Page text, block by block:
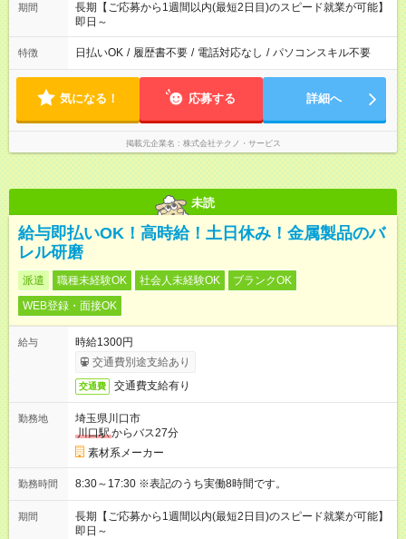
期間
長期【ご応募から1週間以内(最短2日目)のスピード就業が可能】
即日～
特徴 日払いOK / 履歴書不要 / 電話対応なし / パソコンスキル不要
気になる！ 応募する 詳細へ
掲載元企業名 株式会社テクノ・サービス
未読
給与即払いOK！高時給！土日休み！金属製品のバ
レル研磨
派遣 職種未経験OK 社会人未経験OK
ブランクOK
WEB登録・面接OK
給与
時給1300円
交通費別途支給あり
交通費 交通費支給有り
勤務地
埼玉県川口市
川口駅からバス27分
素材系メーカー
勤務時間 8:30～17:30 ※表記のうち実働8時間です。
期間
長期【ご応募から1週間以内(最短2日目)のスピード就業が可能】
即日～